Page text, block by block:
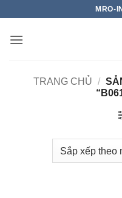
nội
MRO-
TRANG CHỦ /